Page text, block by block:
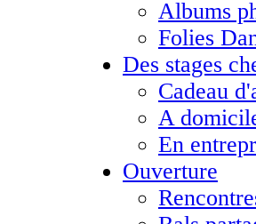
Albums
Folies
Des stages
Cadeau
A
En
Ouverture